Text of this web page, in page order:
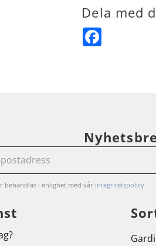
Dela med
behandlas i enlighet med vår integritetspolicy.